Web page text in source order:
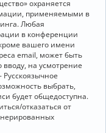
охраняется
применяемыми в
Любая
в конференции
вашего имени
email, может быть
вводу, на усмотрение
выбрать,
будет общедоступна.
отказаться от